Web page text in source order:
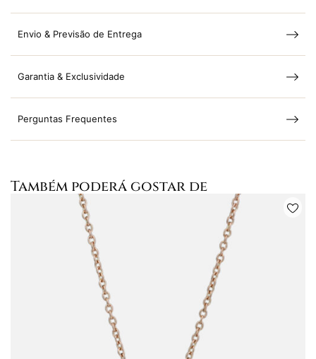
Envio & Previsão de Entrega
Garantia & Exclusividade
Perguntas Frequentes
Também poderá gostar de